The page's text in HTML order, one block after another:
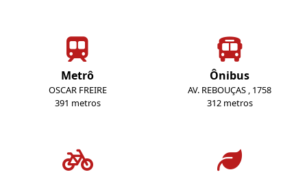
Metrô
OSCAR FREIRE
391 metros
Ônibus
AV. REBOUÇAS , 1758
312 metros